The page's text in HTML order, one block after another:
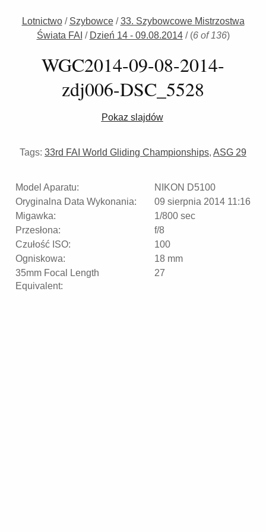
Lotnictwo/ Szybowce/33. Szybowcowe Mistrzostwa
Świata FAI / Dzień 14 - 09.08.2014/ (6 of 136)
WGC2014-09-08-2014-
zdj006-DSC_5528
Pokaz slajdów
Tags: 33rd FAI World Gliding Championships, ASG 29
Model Aparatu:
NIKON D5100
Oryginalna Data Wykonania:
09 sierpnia 2014 11:16
Migawka:
1/800 sec
Przesłona:
f/8
Czułość ISO:
100
Ogniskowa:
18 mm
35mm Focal Length
Equivalent:
27